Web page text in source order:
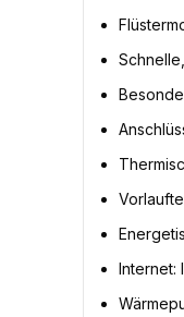
Internet: